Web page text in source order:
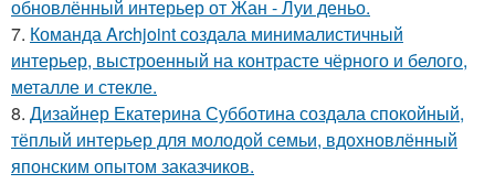
обновлённый интерьер от Жан - Луи деньо.
7. Команда Archjoint создала минималистичный
интерьер, выстроенный на контрасте чёрного и белого,
металле и стекле.
8. Дизайнер Екатерина Субботина создала спокойный,
тёплый интерьер для молодой семьи, вдохновлённый
японским опытом заказчиков.